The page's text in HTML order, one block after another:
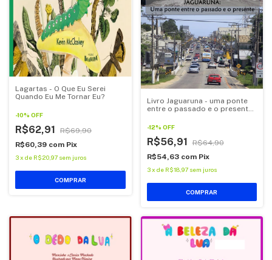
Lagartas - O Que Eu Serei
Quando Eu Me Tornar Eu?
-10% OFF
R$62,91
R$69,90
R$60,39 com Pix
3x de R$20,97 sem juros
COMPRAR
Livro Jaguaruna - uma ponte
entre o passado e o presente,
-12% OFF
R$56,91
R$64,90
R$54,63 com Pix
3 x de R$18,97 sem juros